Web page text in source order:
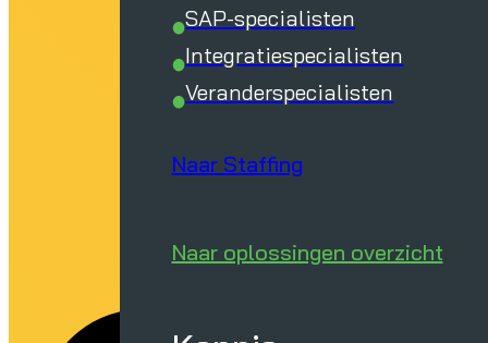
SAP-specialisten
Integratiespecialisten
Veranderspecialisten
Naar Staffing
Naar oplossingen overzicht